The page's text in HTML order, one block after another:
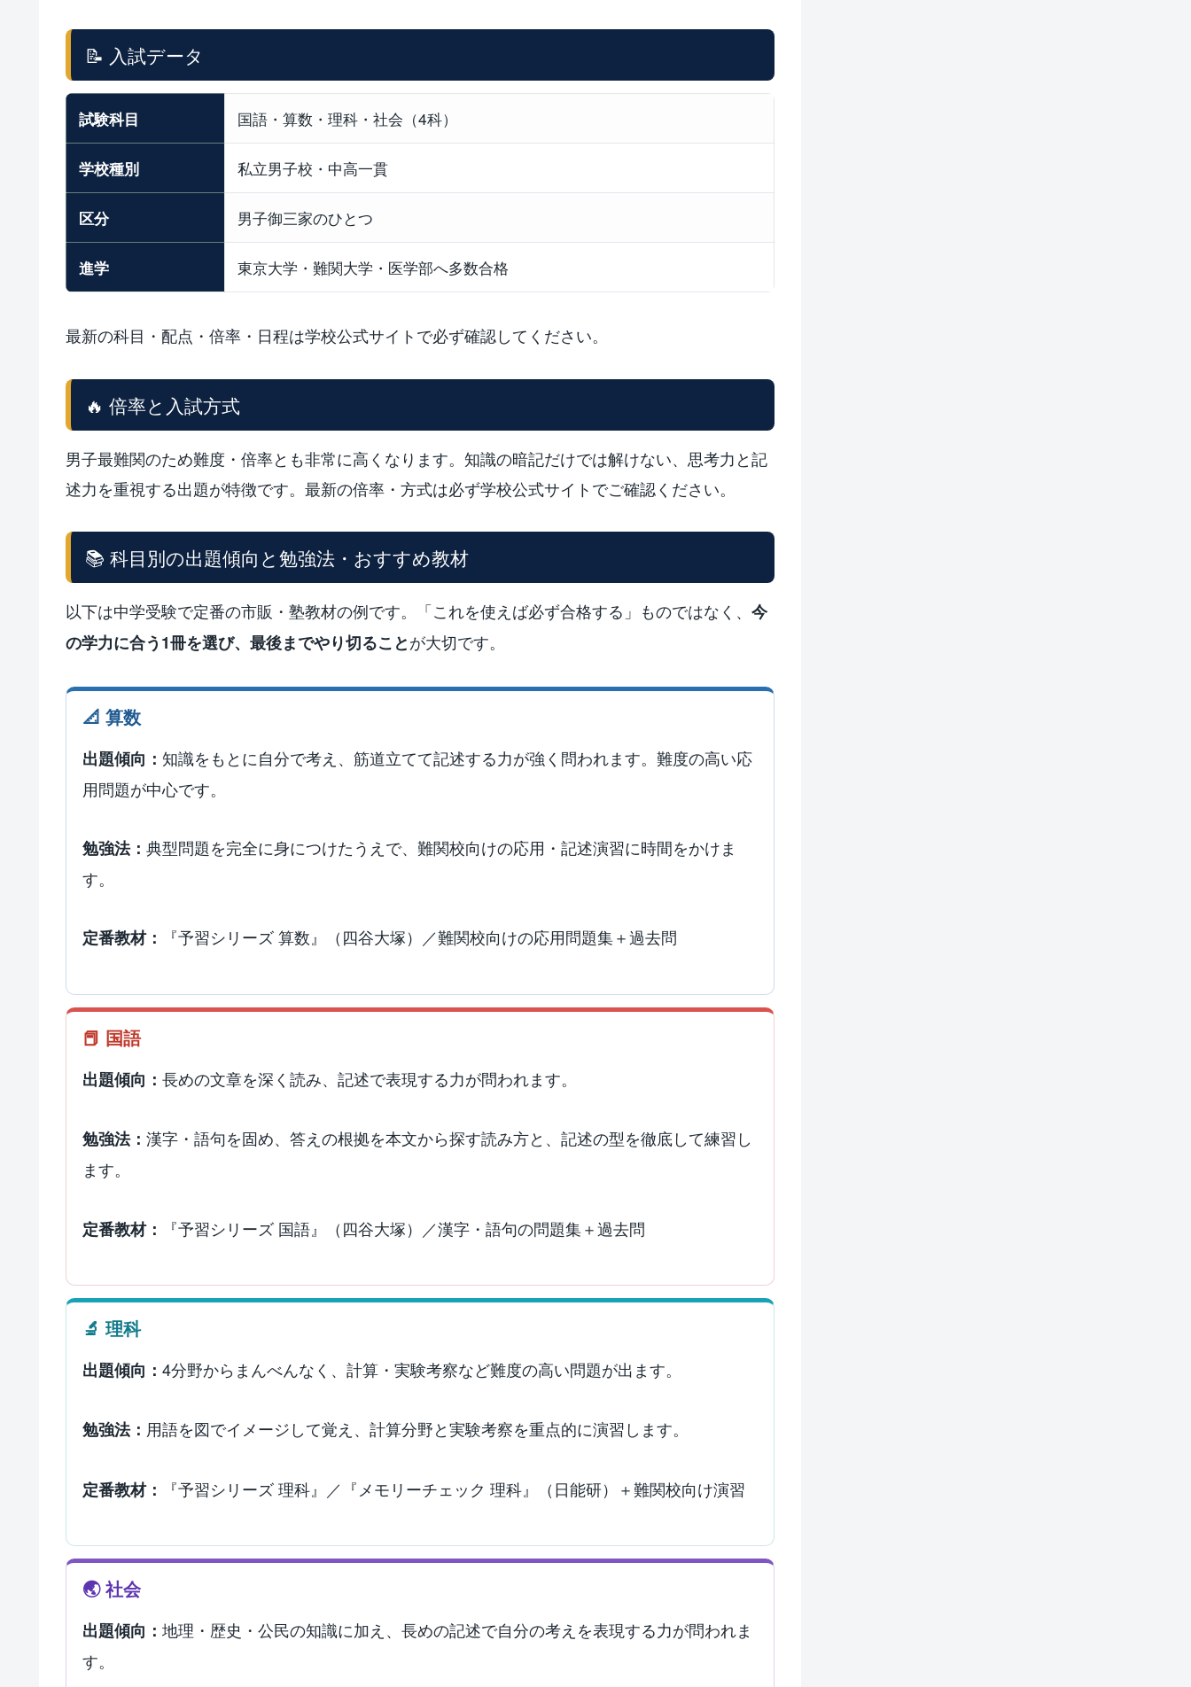
📝 入試データ
試験科目 国語・算数・理科・社会（4科）
学校種別 私立男子校・中高一貫
区分 男子御三家のひとつ
進学 東京大学・難関大学・医学部へ多数合格
最新の科目・配点・倍率・日程は学校公式サイトで必ず確認してください。
🔥 倍率と入試方式
男子最難関のため難度・倍率とも非常に高くなります。知識の暗記だけでは解けない、思考力と記
述力を重視する出題が特徴です。最新の倍率・方式は必ず学校公式サイトでご確認ください。
📚 科目別の出題傾向と勉強法・おすすめ教材
以下は中学受験で定番の市販・塾教材の例です。「これを使えば必ず合格する」ものではなく、 今
の学力に合う1冊を選び、最後までやり切ることが大切です。
📐 算数
出題傾向： 知識をもとに自分で考え、筋道立てて記述する力が強く問われます。難度の高い応
用問題が中心です。
勉強法： 典型問題を完全に身につけたうえで、難関校向けの応用・記述演習に時間をかけま
す。
定番教材： 『予習シリーズ 算数』（四谷大塚）／難関校向けの応用問題集＋過去問
📕 国語
出題傾向： 長めの文章を深く読み、記述で表現する力が問われます。
勉強法： 漢字・語句を固め、答えの根拠を本文から探す読み方と、記述の型を徹底して練習し
ます。
定番教材： 『予習シリーズ 国語』（四谷大塚）／漢字・語句の問題集＋過去問
🔬 理科
出題傾向： 4分野からまんべんなく、計算・実験考察など難度の高い問題が出ます。
勉強法： 用語を図でイメージして覚え、計算分野と実験考察を重点的に演習します。
定番教材： 『予習シリーズ 理科』／『メモリーチェック 理科』（日能研）＋難関校向け演習
🌏 社会
出題傾向： 地理・歴史・公民の知識に加え、長めの記述で自分の考えを表現する力が問われま
す。